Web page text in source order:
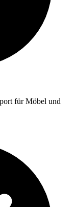
für Möbel und